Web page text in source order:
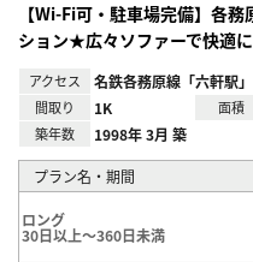
【Wi-Fi可・駐車場完備】各
ション★広々ソファーで快適
アクセス 名鉄各務原線「六軒駅」
間取り 1K 面積
築年数 1998年 3月 築
プラン名・期間
ロング
30日以上～360日未満